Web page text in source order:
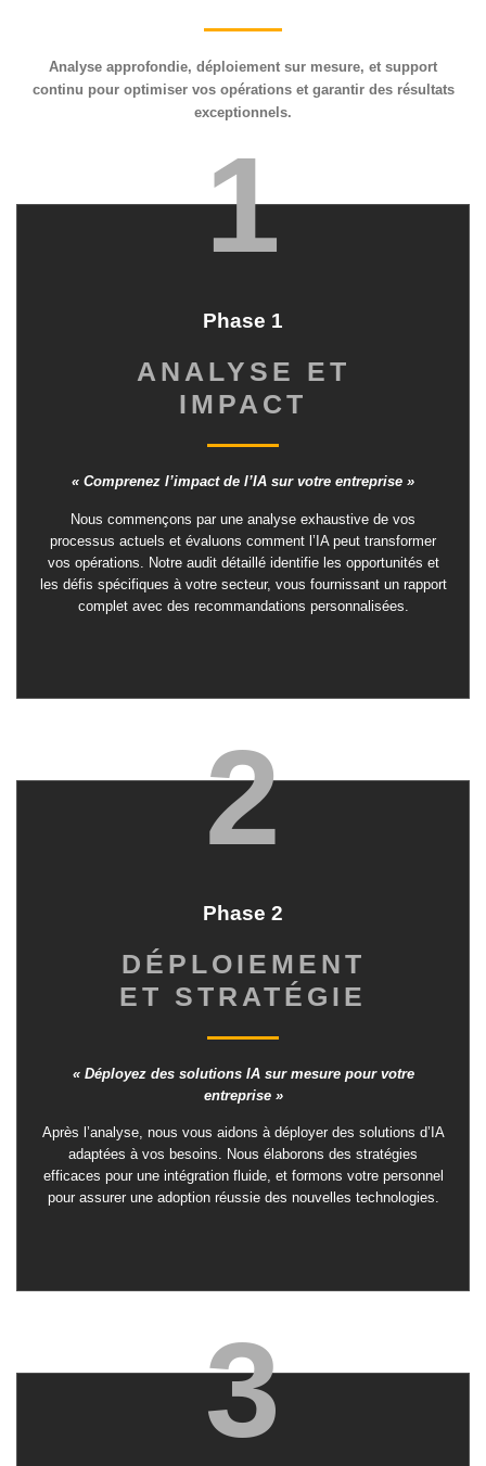
Analyse approfondie, déploiement sur mesure, et support
continu pour optimiser vos opérations et garantir des résultats
exceptionnels.
1
Phase 1
ANALYSE ET
IMPACT
« Comprenez l’impact de l’IA sur votre entreprise »
Nous commençons par une analyse exhaustive de vos
processus actuels et évaluons comment l’IA peut transformer
vos opérations. Notre audit détaillé identifie les opportunités et
les défis spécifiques à votre secteur, vous fournissant un rapport
complet avec des recommandations personnalisées.
2
Phase 2
DÉPLOIEMENT
ET STRATÉGIE
« Déployez des solutions IA sur mesure pour votre
entreprise »
Après l’analyse, nous vous aidons à déployer des solutions d’IA
adaptées à vos besoins. Nous élaborons des stratégies
efficaces pour une intégration fluide, et formons votre personnel
pour assurer une adoption réussie des nouvelles technologies.
3